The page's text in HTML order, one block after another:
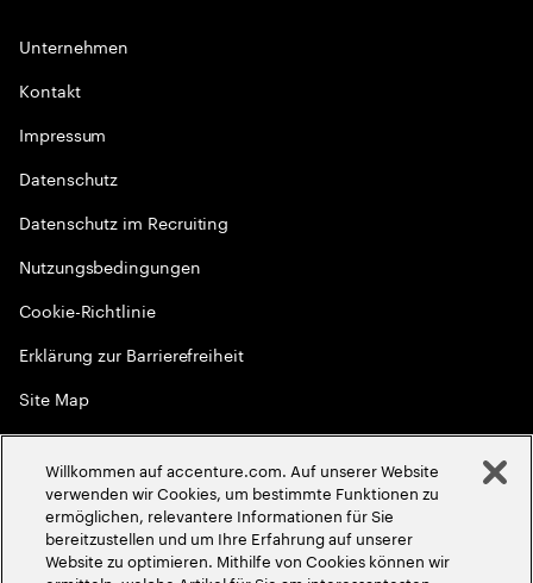
Unternehmen
Kontakt
Impressum
Datenschutz
Datenschutz im Recruiting
Nutzungsbedingungen
Cookie-Richtlinie
Erklärung zur Barrierefreiheit
Site Map
Globale Meritokratie
2026Accenture. Alle Rechte vorbehalten
Willkommen auf accenture.com. Auf unserer Website
verwenden wir Cookies, um bestimmte Funktionen zu
ermöglichen, relevantere Informationen für Sie
bereitzustellen und um Ihre Erfahrung auf unserer
Website zu optimieren. Mithilfe von Cookies können wir